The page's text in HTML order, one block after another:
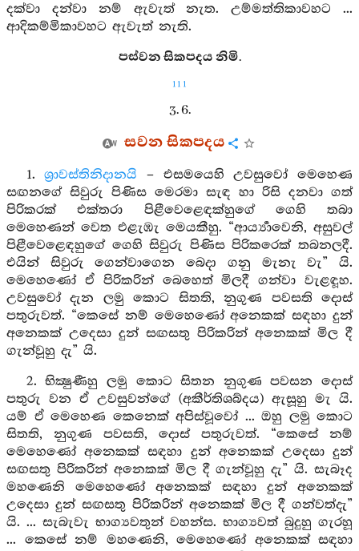
දක්වා දන්වා නම් ඇවැත් නැත. උම්මත්තිකාවහට ...
ආදිකම්මිකාවහට ඇවැත් නැති.
පස්වන සිකපදය නිමි.
111
3. 6.
සවන සිකපදය
1.ශ්‍රාවස්තිනිදානයි – එසමයෙහි උවසුවෝ මෙහෙණ
සඟනගේ සිවුරු පිණිස මෙරමා සැඳ හා රිසි දනවා ගත්
පිරිකරක් එක්තරා පිළීවෙළෙඳක්හුගේ ගෙහි තබා
මෙහෙණන් වෙත එළැඹැ මෙයකීහු. “ආර්‍ය්‍යාවෙනි, අසුවල්
පිළීවෙළෙඳහුගේ ගෙහි සිවුරු පිණිස පිරිකරෙක් තබනලදී.
එයින් සිවුරු ගෙන්වාගෙන බෙදා ගනු මැනැ වැ” යි.
මෙහෙණෝ ඒ පිරිකරින් බෙහෙත් මිලදී ගන්වා වැළඳූහ.
උවසුවෝ දැන ලමු කොට සිතති, නුගුණ පවසති දොස්
පතුරුවත්. “කෙසේ නම් මෙහෙණෝ අනෙකක් සඳහා දුන්
අනෙකක් උදෙසා දුන් සඟසතු පිරිකරින් අනෙකක් මිල දී
ගැන්වූහු දැ” යි.
2. භික්‍ෂුණීහු ලමු කොට සිතන නුගුණ පවසන දොස්
පතුරු වන ඒ උවසුවන්ගේ (අකීර්තිශබ්දය) ඇසූහු මැ යි.
යම් ඒ මෙහෙණ කෙනෙක් අපිස්වූවෝ ... ඔහු ලමු කොට
සිතති, නුගුණ පවසති, දොස් පතුරුවත්. “කෙසේ නම්
මෙහෙණෝ අනෙකක් සඳහා දුන් අනෙකක් උදෙසා දුන්
සඟසතු පිරිකරින් අනෙකක් මිල දී ගැන්වූහු දැ” යි. සැබෑද
මහණෙනි මෙහෙණෝ අනෙකක් සඳහා දුන් අනෙකක්
උදෙසා දුන් සඟසතු පිරිකරින් අනෙකක් මිල දී ගන්වත්දැ”
යි. ... සැබැවැ භාග්‍යවතුන් වහන්ස. භාග්‍යවත් බුදුහු ගැරහූ
... කෙසේ නම් මහණෙනි, මෙහෙණෝ අනෙකක් සඳහා